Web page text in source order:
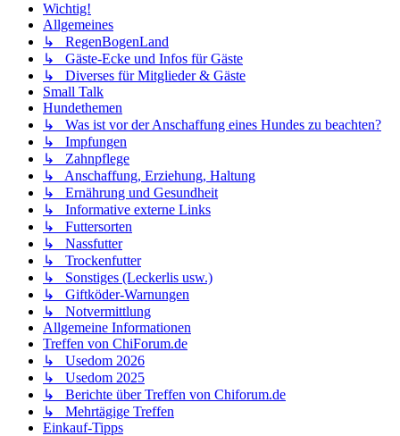
Wichtig!
Allgemeines
↳ RegenBogenLand
↳ Gäste-Ecke und Infos für Gäste
↳ Diverses für Mitglieder & Gäste
Small Talk
Hundethemen
↳ Was ist vor der Anschaffung eines Hundes zu beachten?
↳ Impfungen
↳ Zahnpflege
↳ Anschaffung, Erziehung, Haltung
↳ Ernährung und Gesundheit
↳ Informative externe Links
↳ Futtersorten
↳ Nassfutter
↳ Trockenfutter
↳ Sonstiges (Leckerlis usw.)
↳ Giftköder-Warnungen
↳ Notvermittlung
Allgemeine Informationen
Treffen von ChiForum.de
↳ Usedom 2026
↳ Usedom 2025
↳ Berichte über Treffen von Chiforum.de
↳ Mehrtägige Treffen
Einkauf-Tipps